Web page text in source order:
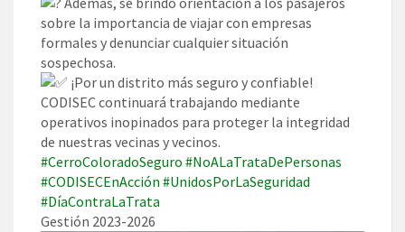
sobre la importancia de viajar con empresas
formales y denunciar cualquier situación
sospechosa.
¡Por un distrito más seguro y confiable!
CODISEC continuará trabajando mediante
operativos inopinados para proteger la integridad
de nuestras vecinas y vecinos.
#CerroColoradoSeguro #NoALaTrataDePersonas
#CODISECEnAcción #UnidosPorLaSeguridad
#DíaContraLaTrata
Gestión 2023-2026